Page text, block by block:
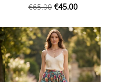
€65.00 €45.00